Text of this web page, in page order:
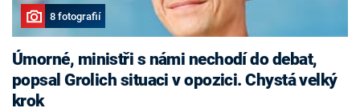
8 fotografií
Úmorné, ministři s námi nechodí do debat,
popsal Grolich situaci v opozici. Chystá velký
krok